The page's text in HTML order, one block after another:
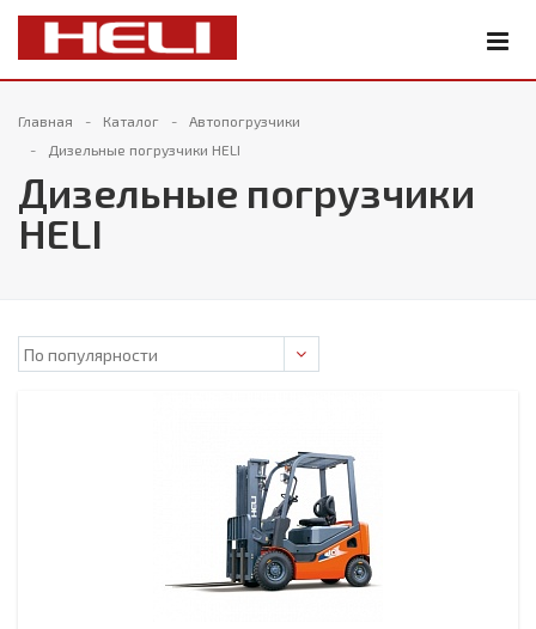
Главная Каталог
Автопогрузчики
Дизельные погрузчики HELI
Дизельные погрузчики
HELI